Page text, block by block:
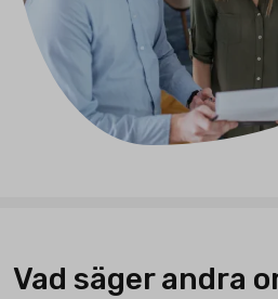
Vad säger andra